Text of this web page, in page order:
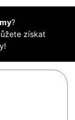
?
získat